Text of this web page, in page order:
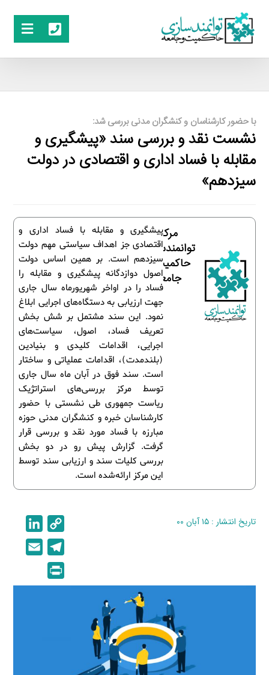
با حضور کارشناسان و کنشگران مدنی بررسی شد:
نشست نقد و بررسی سند «پیشگیری و
مقابله با فساد اداری و اقتصادی در دولت
سیزدهم»
پیشگیری و مقابله با فساد اداری و
اقتصادی جز اهداف سیاستی مهم دولت
سیزدهم است. بر همین اساس دولت
اصول دوازدگانه پیشگیری و مقابله را
فساد را در اواخر شهریورماه سال جاری
جهت ارزیابی به دستگاه‌های اجرایی ابلاغ
نمود. این سند مشتمل بر شش بخش
تعریف فساد، اصول، سیاست‌های
اجرایی، اقدامات کلیدی و بنیادین
(بلندمدت)، اقدامات عملیاتی و ساختار
است. سند فوق در آبان ماه سال جاری
توسط مرکز بررسی‌های استراتژیک
ریاست جمهوری طی نشستی با حضور
کارشناسان خبره و کنشگران مدنی حوزه
مبارزه با فساد مورد نقد و بررسی قرار
گرفت. گزارش پیش رو در دو بخش
بررسی کلیات سند و ارزیابی سند توسط
این مرکز ارائه‌شده است.
مرکز
توانمندسازی
حاکمیت و
جامعه
تاریخ انتشار : ۱۵ آبان ۰۰
o
p
y
L
i
n
e
e
l
r